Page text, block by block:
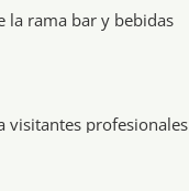
la rama bar y bebidas
visitantes profesionales